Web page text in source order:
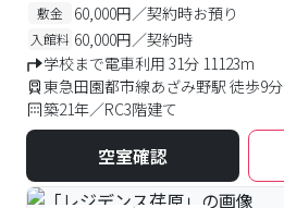
敷金 60,000円／契約時お預り
入館料 60,000円／契約時
学校まで電車利用 31分 11123m
東急田園都市線あざみ野駅 徒歩9分
築21年／RC3階建て
空室確認